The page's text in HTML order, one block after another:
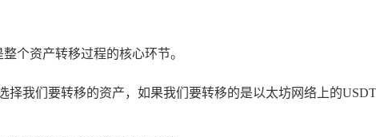
个资产转移过程的核心环节。
我们要转移的资产，如果我们要转移的是以太坊网络上的